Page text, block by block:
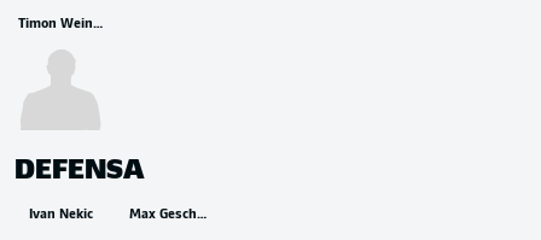
Timon Weiner
DEFENSA
Ivan Nekic Max Geschwill